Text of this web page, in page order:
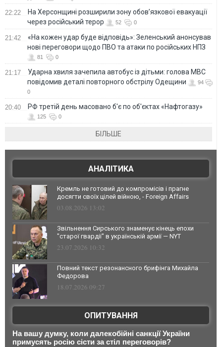
22:22
На Херсонщині розширили зону обов’язкової евакуації
через російський терор
52 0
21:42
«На кожен удар буде відповідь»: Зеленський анонсував
нові переговори щодо ПВО та атаки по російських НПЗ
81 0
21:17
Ударна хвиля зачепила автобус із дітьми: голова МВС
повідомив деталі повторного обстрілу Одещини
94
0
20:40 РФ третій день масовано б'є по об'єктах «Нафтогазу»
125 0
БІЛЬШЕ
АНАЛІТИКА
Кремль не готовий до компромісів і прагне
досягти своїх цілей війною, - Foreign Affairs
03.08.2026 13:02
Звільнення Сирського знаменує кінець епохи
"старої гвардії" в українській армії — NYT
23.07.2026 10:32
Повний текст резонансного брифінга Михайла
Федорова
18.07.2026 09:27
ОПИТУВАННЯ
На вашу думку, коли далекобійні санкції України
примусять росію сісти за стіл переговорів?